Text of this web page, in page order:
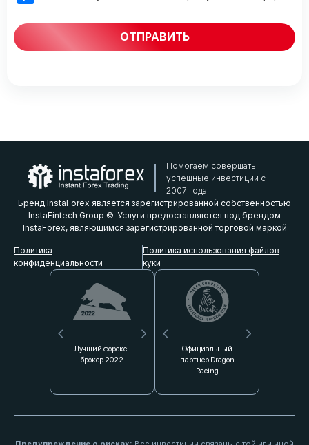
ОТПРАВИТЬ
Помогаем совершать
успешные инвестиции с
2007 года
Бренд InstaForex является зарегистрированной собственностью
InstaFintech Group ©. Услуги предоставляются под брендом
InstaForex, являющимся зарегистрированной торговой маркой
Политика
конфиденциальности
Политика использования файлов
куки
Лучшая
партнерская
Самый
инновационный
форекс-брокер 2021
Официальный
партнер Dragon
Раллийная
команда InstaForex
Loprais Team